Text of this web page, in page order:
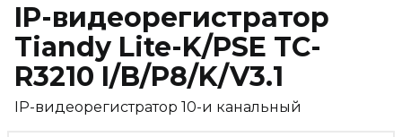
IP-видеорегистратор
Tiandy Lite-K/PSE TC-
R3210 I/B/P8/K/V3.1
IP-видеорегистратор 10-и канальный